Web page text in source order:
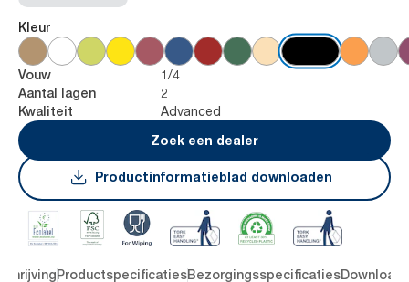
Kleur
Vouw 1/4
Aantal lagen 2
Kwaliteit
Advanced
Zoek een dealer
Productinformatieblad downloaden
ProductspecificatiesBezorgingsspecificaties